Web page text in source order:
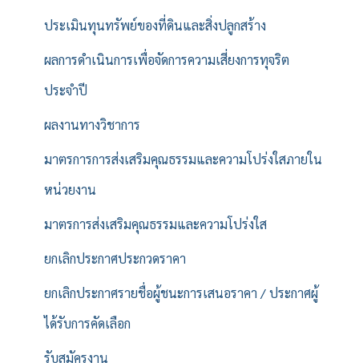
ประเมินทุนทรัพย์ของที่ดินและสิ่งปลูกสร้าง
ผลการดำเนินการเพื่อจัดการความเสี่ยงการทุจริต
ประจำปี
ผลงานทางวิชาการ
มาตรการการส่งเสริมคุณธรรมและความโปร่งใสภายใน
หน่วยงาน
มาตรการส่งเสริมคุณธรรมและความโปร่งใส
ยกเลิกประกาศประกวดราคา
ยกเลิกประกาศรายชื่อผู้ชนะการเสนอราคา / ประกาศผู้
ได้รับการคัดเลือก
รับสมัครงาน